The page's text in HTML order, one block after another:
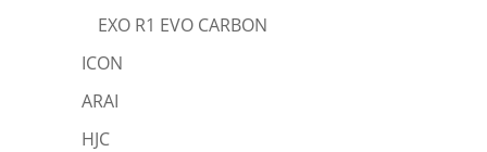
EXO R1 EVO CARBON
ICON
ARAI
HJC